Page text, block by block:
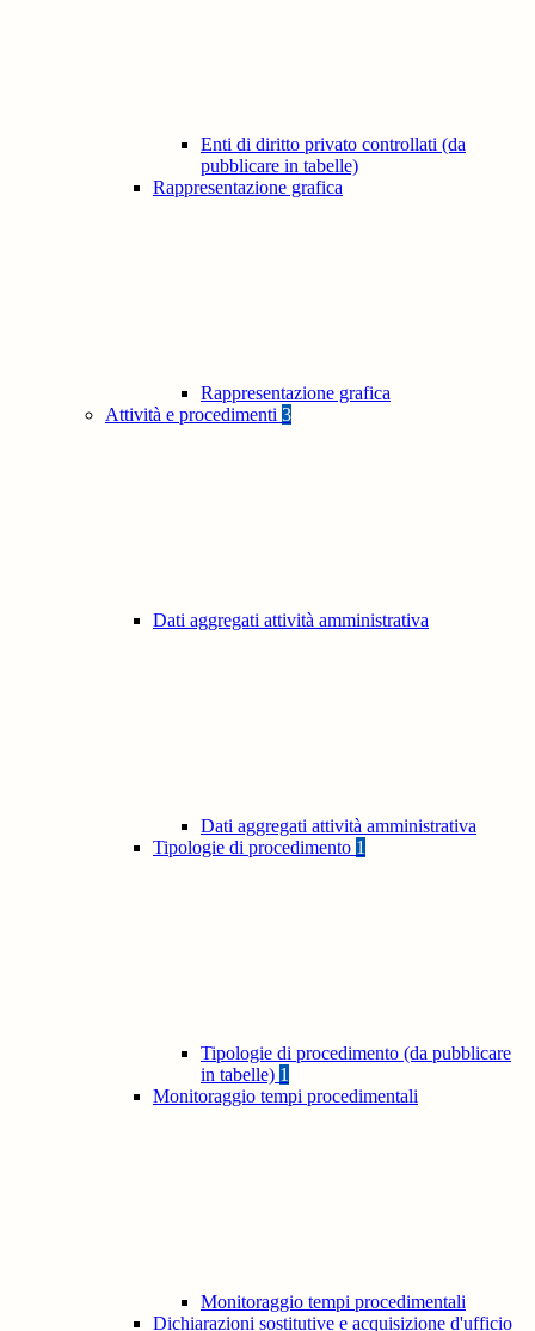
Enti di diritto privato controllati (da
pubblicare in tabelle)
Rappresentazione grafica
Rappresentazione grafica
Attività e procedimenti 3
Dati aggregati attività amministrativa
Dati aggregati attività amministrativa
Tipologie di procedimento 1
Tipologie di procedimento (da pubblicare
in tabelle) 1
Monitoraggio tempi procedimentali
Monitoraggio tempi procedimentali
Dichiarazioni sostitutive e acquisizione d'ufficio